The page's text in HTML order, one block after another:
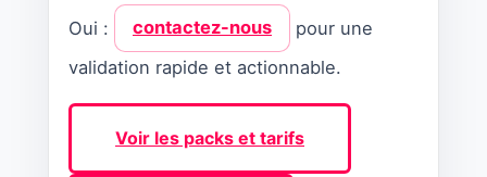
Oui : contactez-nous
pour une
validation rapide et actionnable.
Voir les packs et tarifs